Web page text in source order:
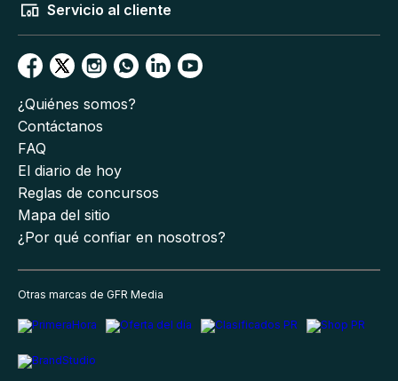
Servicio al cliente
¿Quiénes somos?
Contáctanos
FAQ
El diario de hoy
Reglas de concursos
Mapa del sitio
¿Por qué confiar en nosotros?
Otras marcas de GFR Media